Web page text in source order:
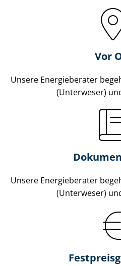
Vor
Unsere Energieberater
(Unterweser)
Unsere Energieberater
(Unterweser)